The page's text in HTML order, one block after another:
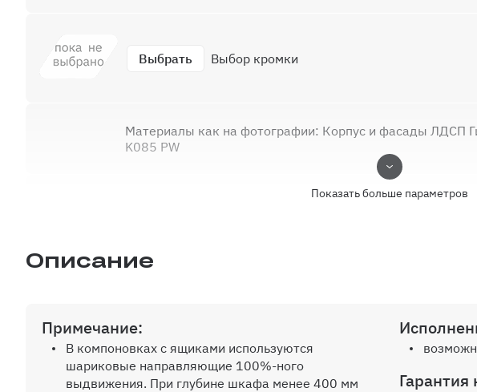
Выбрать Выбор кромки
Материалы как на фотографии: Корпус и фасады ЛДСП
K085 PW
Внутр. выдвижной ящик на шариков. направляющих
ручек
Показать больше параметров
Описание
Примечание:
В компоновках с ящиками используются
шариковые направляющие 100%-ного
выдвижения. При глубине шкафа менее 400 мм
Гарантия